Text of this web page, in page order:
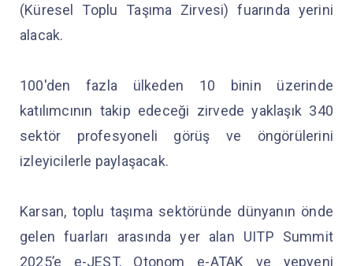
(Küresel Toplu Taşıma Zirvesi) fuarında yerini
alacak.
100'den fazla ülkeden 10 binin üzerinde
katılımcının takip edeceği zirvede yaklaşık 340
sektör profesyoneli görüş ve öngörülerini
izleyicilerle paylaşacak.
Karsan, toplu taşıma sektöründe dünyanın önde
gelen fuarları arasında yer alan UITP Summit
2025’e e-JEST, Otonom e-ATAK ve yepyeni